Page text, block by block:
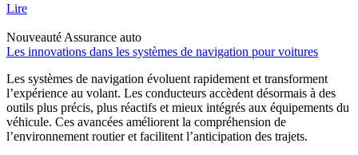
Lire
Nouveauté Assurance auto
Les innovations dans les systèmes de navigation pour voitures
Les systèmes de navigation évoluent rapidement et transforment
l’expérience au volant. Les conducteurs accèdent désormais à des
outils plus précis, plus réactifs et mieux intégrés aux équipements du
véhicule. Ces avancées améliorent la compréhension de
l’environnement routier et facilitent l’anticipation des trajets.